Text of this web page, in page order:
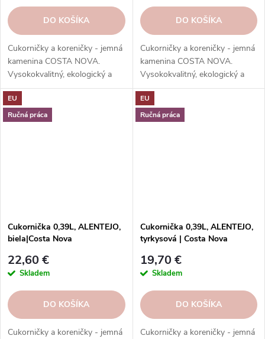
DO KOŠÍKA
Cukorničky a koreničky - jemná
kamenina COSTA NOVA.
Vysokokvalitný, ekologický a
elegantný riad na dochucovanie
a servírovanie jedál.
Vysokokvalitné, odolné a ľahko
DO KOŠÍKA
Cukorničky a koreničky - jemná
kamenina COSTA NOVA.
Vysokokvalitný, ekologický a
elegantný riad na dochucovanie
a servírovanie jedál.
Vysokokvalitné, odolné a ľahko
EU
Ručná práca
Cukornička 0,39L, ALENTEJO,
biela|Costa Nova
22,60 €
Skladem
DO KOŠÍKA
Cukorničky a koreničky - jemná
EU
Ručná práca
Cukornička 0,39L, ALENTEJO,
tyrkysová | Costa Nova
19,70 €
Skladem
DO KOŠÍKA
Cukorničky a koreničky - jemná